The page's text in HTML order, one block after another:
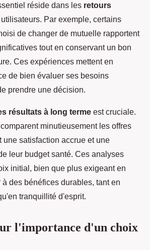
réside dans les retours
Par exemple, certains
de changer de mutuelle rapportent
tout en conservant un bon
Ces expériences mettent en
de bien évaluer ses besoins
prendre une décision.
résultats à long terme est cruciale.
minutieusement les offres
une satisfaction accrue et une
leur budget santé. Ces analyses
initial, bien que plus exigeant en
à des bénéfices durables, tant en
tranquillité d'esprit.
l'importance d'un choix